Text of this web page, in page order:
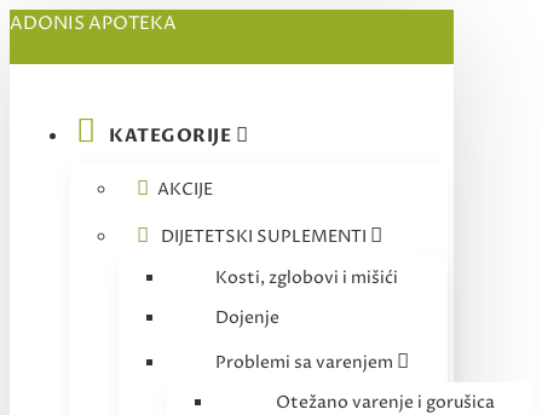
ADONIS APOTEKA
KATEGORIJE
AKCIJE
DIJETETSKI SUPLEMENTI
Kosti, zglobovi i mišići
Dojenje
Problemi sa varenjem
Otežano varenje i gorušica